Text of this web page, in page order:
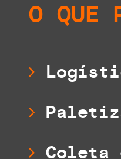
O QUE
Coleta